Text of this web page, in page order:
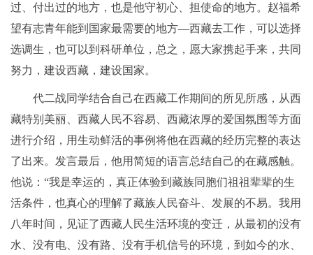
过、付出过的地方，也是他守初心、担使命的地方。赵福希
望有志青年能到国家最需要的地方—西藏去工作，可以选择
选调生，也可以到科研单位，总之，愿大家携起手来，共同
努力，建设西藏，建设国家。
代二战同学结合自己在西藏工作期间的所见所感，从西
藏特别美丽、西藏人民不容易、西藏浓厚的爱国氛围等方面
进行介绍，用生动鲜活的事例将他在西藏的经历完整的表达
了出来。发言最后，他用简短的语言总结自己的在藏感触。
他说：“我是幸运的，真正体验到藏族同胞们祖祖辈辈的生
活条件，也真心的理解了藏族人民奋斗、发展的不易。我用
八年时间，见证了西藏人民生活环境的变迁，从最初的没有
水、没有电、没有路、没有手机信号的环境，到如今的水、